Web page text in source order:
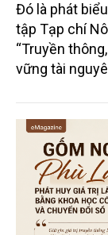
Đó là phát
tập Tạp chí
“Truyền
vững tài
trường phối
tỉnh Lai
hút sự tham
các đơn vị
chuyên gia,
trường tỉnh
doanh